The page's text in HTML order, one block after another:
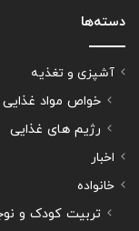
دسته‌ها
آشپزی و تغذیه
خواص مواد غذایی
رژیم های غذایی
اخبار
خانواده
تربیت کودک و